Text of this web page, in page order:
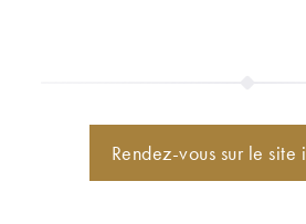
Rendez-vous sur le site